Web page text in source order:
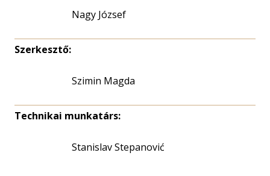
Nagy József
Szerkesztő:
Szimin Magda
Technikai munkatárs:
Stanislav Stepanović